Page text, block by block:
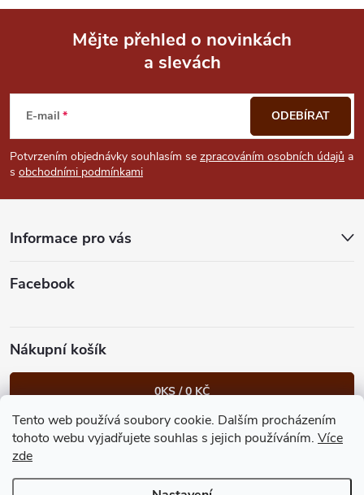
Tento web používá soubory cookie. Dalším procházením
tohoto webu vyjadřujete souhlas s jejich používáním. Více
zde
ý
u
p
a
Mějte přehled o novinkách
a slevách
E-mail
Potvrzením objednávky souhlasím se zpracováním osobních údajů a
s obchodními podmínkami
ODEBÍRAT
Informace pro vás
Facebook
Nákupní košík
0KS /0 KČ
Heureka.cz Facebook Instagram Bonvolo - přidej se taky